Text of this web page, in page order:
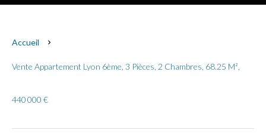
Accueil
Vente Appartement Lyon 6ème, 3 Pièces, 2 Chambres, 68.25 M²,
440 000 €